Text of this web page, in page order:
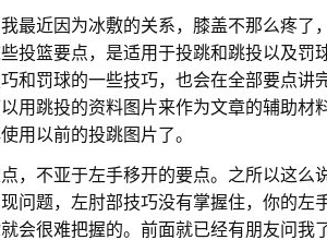
最近因为冰敷的关系，膝盖不那么疼了
投篮要点，是适用于投跳和跳投以及罚
和罚球的一些技巧，也会在全部要点讲
用跳投的资料图片来作为文章的辅助材
用以前的投跳图片了。
，不亚于左手移开的要点。之所以这么
问题，左肘部技巧没有掌握住，你的左
会很难把握的。前面就已经有朋友问我